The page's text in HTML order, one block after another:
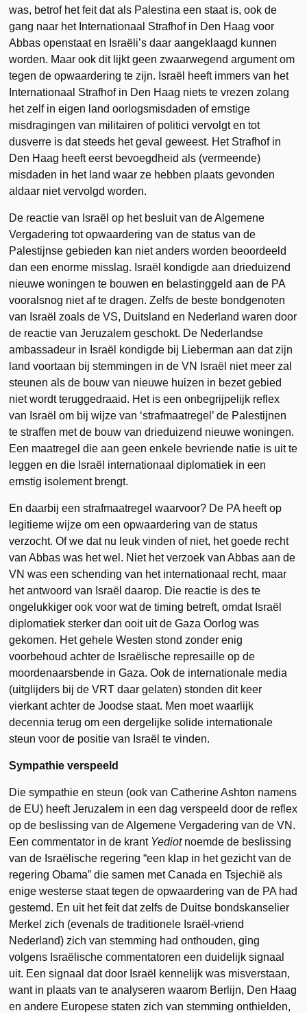
was, betrof het feit dat als Palestina een staat is, ook de
gang naar het Internationaal Strafhof in Den Haag voor
Abbas openstaat en Israëli’s daar aangeklaagd kunnen
worden. Maar ook dit lijkt geen zwaarwegend argument om
tegen de opwaardering te zijn. Israël heeft immers van het
Internationaal Strafhof in Den Haag niets te vrezen zolang
het zelf in eigen land oorlogsmisdaden of ernstige
misdragingen van militairen of politici vervolgt en tot
dusverre is dat steeds het geval geweest. Het Strafhof in
Den Haag heeft eerst bevoegdheid als (vermeende)
misdaden in het land waar ze hebben plaats gevonden
aldaar niet vervolgd worden.
De reactie van Israël op het besluit van de Algemene
Vergadering tot opwaardering van de status van de
Palestijnse gebieden kan niet anders worden beoordeeld
dan een enorme misslag. Israël kondigde aan drieduizend
nieuwe woningen te bouwen en belastinggeld aan de PA
vooralsnog niet af te dragen. Zelfs de beste bondgenoten
van Israël zoals de VS, Duitsland en Nederland waren door
de reactie van Jeruzalem geschokt. De Nederlandse
ambassadeur in Israël kondigde bij Lieberman aan dat zijn
land voortaan bij stemmingen in de VN Israël niet meer zal
steunen als de bouw van nieuwe huizen in bezet gebied
niet wordt teruggedraaid. Het is een onbegrijpelijk reflex
van Israël om bij wijze van ‘strafmaatregel’ de Palestijnen
te straffen met de bouw van drieduizend nieuwe woningen.
Een maatregel die aan geen enkele bevriende natie is uit te
leggen en die Israël internationaal diplomatiek in een
ernstig isolement brengt.
En daarbij een strafmaatregel waarvoor? De PA heeft op
legitieme wijze om een opwaardering van de status
verzocht. Of we dat nu leuk vinden of niet, het goede recht
van Abbas was het wel. Niet het verzoek van Abbas aan de
VN was een schending van het internationaal recht, maar
het antwoord van Israël daarop. Die reactie is des te
ongelukkiger ook voor wat de timing betreft, omdat Israël
diplomatiek sterker dan ooit uit de Gaza Oorlog was
gekomen. Het gehele Westen stond zonder enig
voorbehoud achter de Israëlische represaille op de
moordenaarsbende in Gaza. Ook de internationale media
(uitglijders bij de VRT daar gelaten) stonden dit keer
vierkant achter de Joodse staat. Men moet waarlijk
decennia terug om een dergelijke solide internationale
steun voor de positie van Israël te vinden.
Sympathie verspeeld
Die sympathie en steun (ook van Catherine Ashton namens
de EU) heeft Jeruzalem in een dag verspeeld door de reflex
op de beslissing van de Algemene Vergadering van de VN.
Een commentator in de krant Yediotnoemde de beslissing
van de Israëlische regering “een klap in het gezicht van de
regering Obama” die samen met Canada en Tsjechië als
enige westerse staat tegen de opwaardering van de PA had
gestemd. En uit het feit dat zelfs de Duitse bondskanselier
Merkel zich (evenals de traditionele Israël-vriend
Nederland) zich van stemming had onthouden, ging
volgens Israëlische commentatoren een duidelijk signaal
uit. Een signaal dat door Israël kennelijk was misverstaan,
want in plaats van te analyseren waarom Berlijn, Den Haag
en andere Europese staten zich van stemming onthielden,